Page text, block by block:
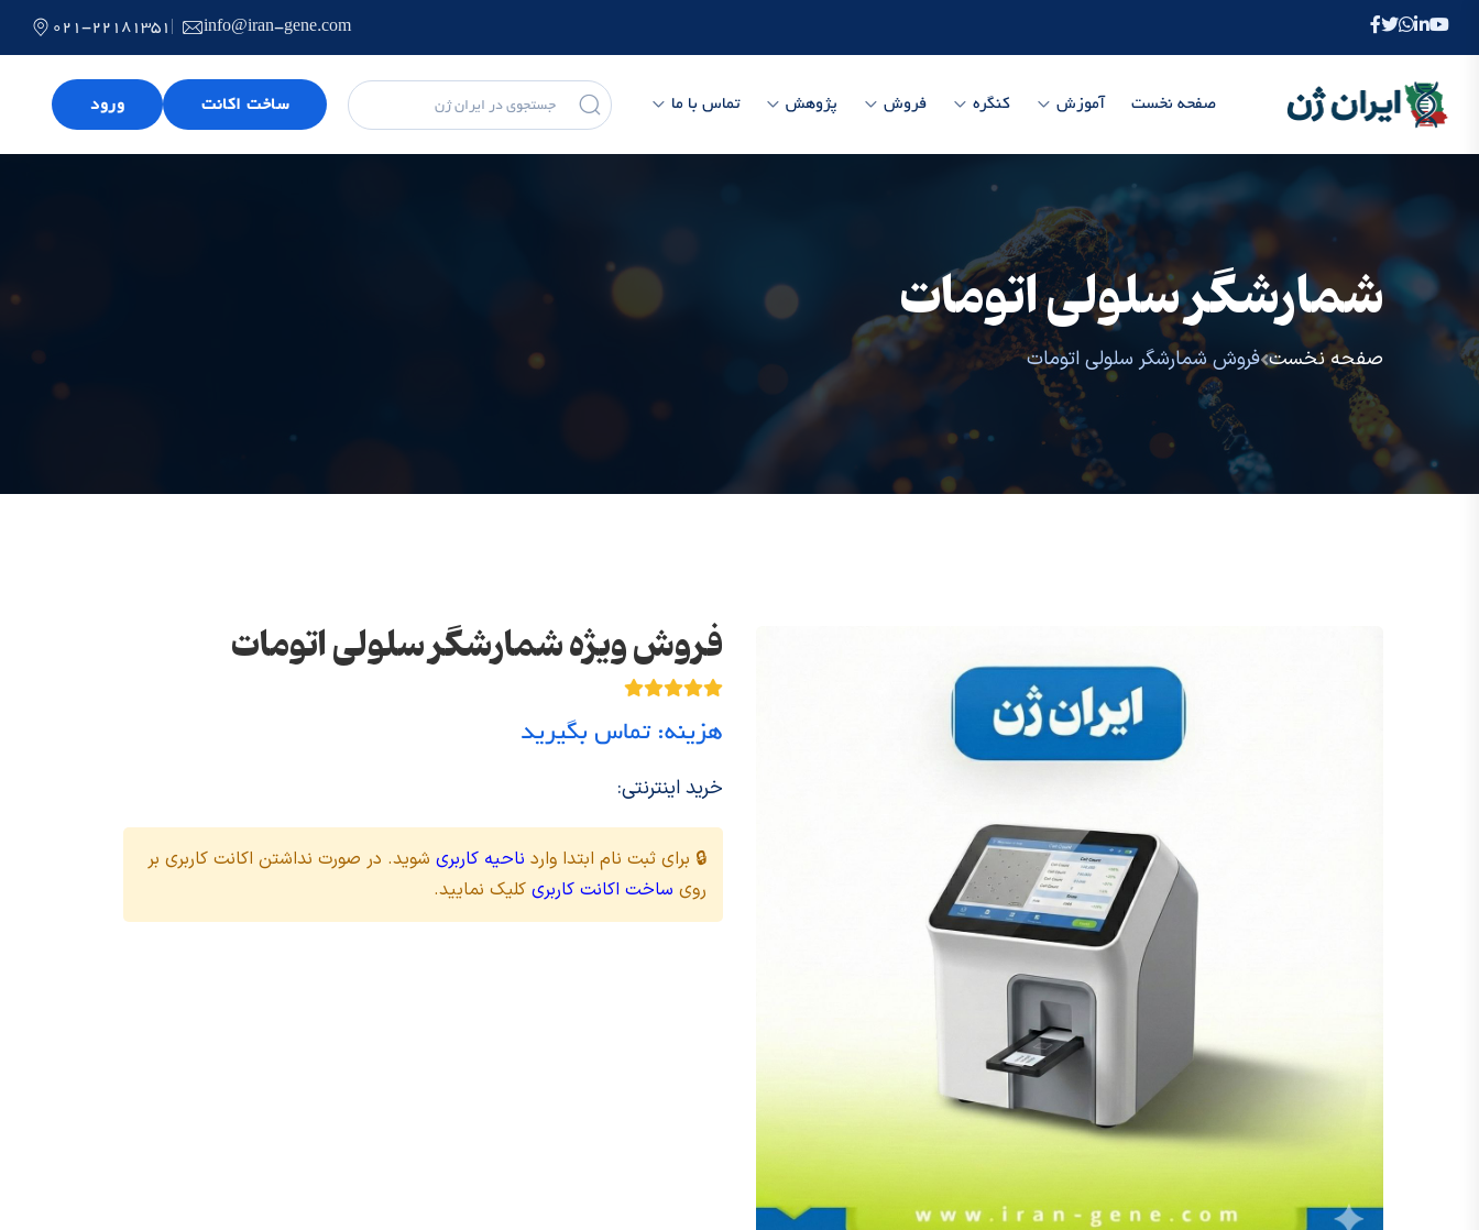
021-22181351 info@iran-gene.com
صفحه نخست آموزش کنگره فروش پژوهش تماس با ما ساخت اکانت ورود
شمارشگر سلولی اتومات
صفحه نخست فروش شمارشگر سلولی اتومات
فروش ویژه شمارشگر سلولی اتومات
هزینه: تماس بگیرید
خرید اینترنتی:
🔒 برای ثبت نام ابتدا وارد ناحیه کاربری شوید. در صورت نداشتن اکانت کاربری بر
روی ساخت اکانت کاربری کلیک نمایید.